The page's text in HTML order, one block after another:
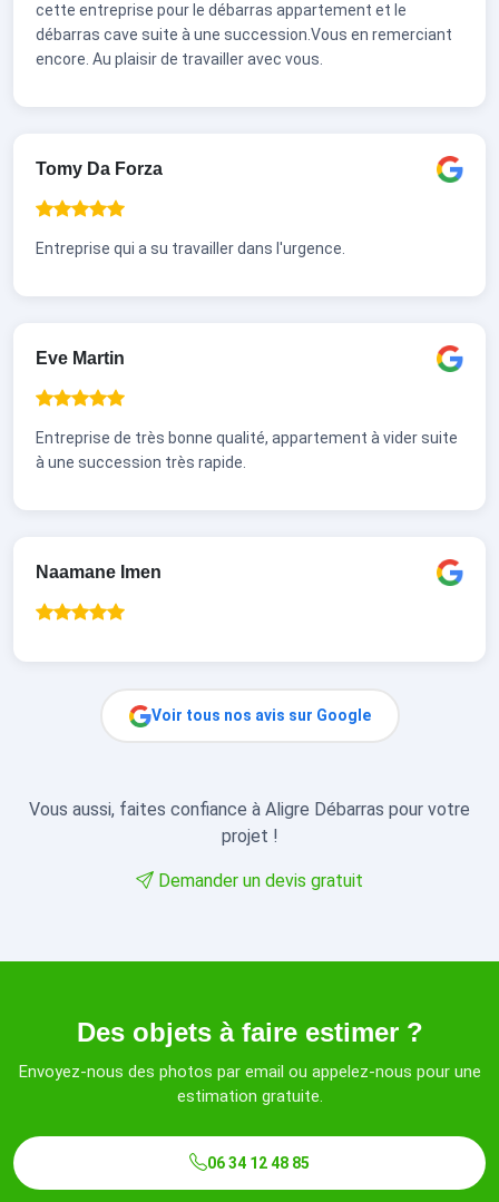
cette entreprise pour le débarras appartement et le
débarras cave suite à une succession.Vous en remerciant
encore. Au plaisir de travailler avec vous.
Tomy Da Forza
Entreprise qui a su travailler dans l'urgence.
Eve Martin
Entreprise de très bonne qualité, appartement à vider suite
à une succession très rapide.
Naamane Imen
Voir tous nos avis sur Google
Vous aussi, faites confiance à Aligre Débarras pour votre
projet !
Demander un devis gratuit
Des objets à faire estimer ?
Envoyez-nous des photos par email ou appelez-nous pour une
estimation gratuite.
06 34 12 48 85